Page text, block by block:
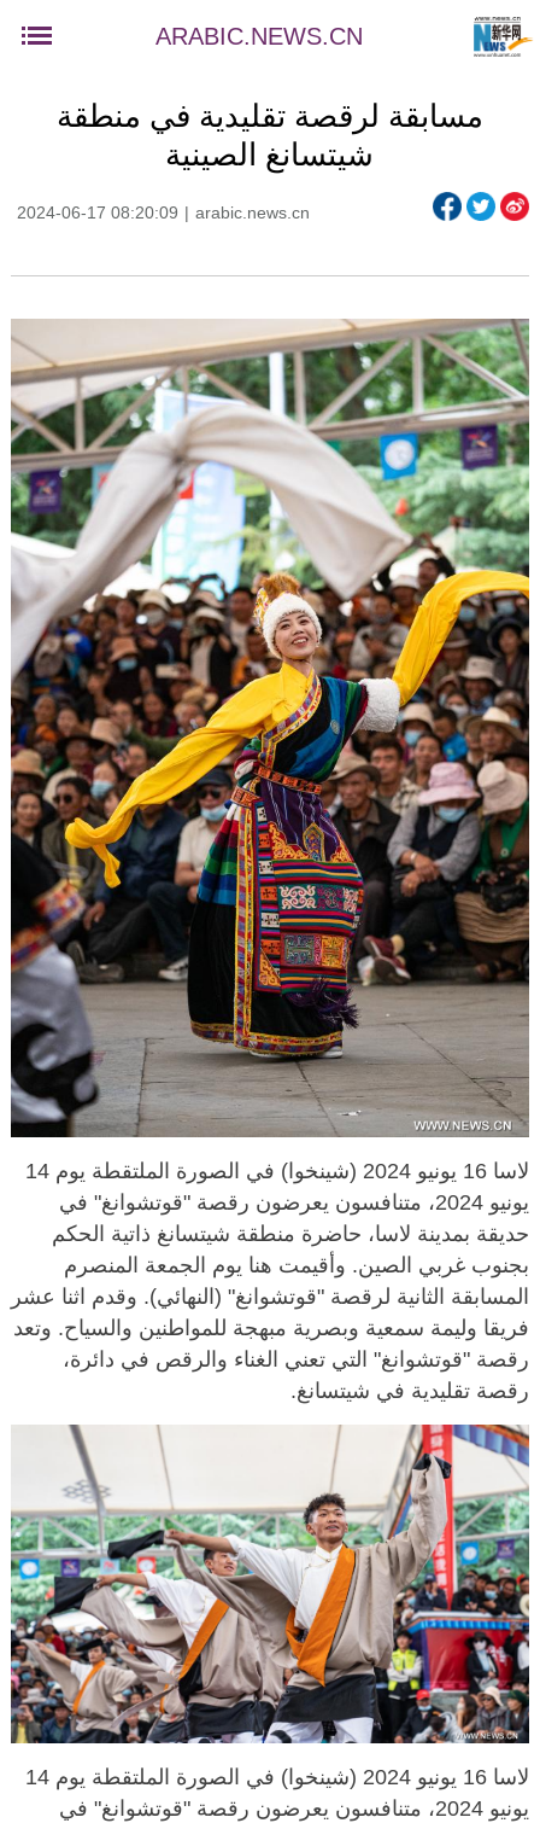
ARABIC.NEWS.CN
مسابقة لرقصة تقليدية في منطقة
شيتسانغ الصينية
2024-06-17 08:20:09 | arabic.news.cn
لاسا 16 يونيو 2024 (شينخوا) في الصورة الملتقطة يوم 14
يونيو 2024، متنافسون يعرضون رقصة "قوتشوانغ" في
حديقة بمدينة لاسا، حاضرة منطقة شيتسانغ ذاتية الحكم
بجنوب غربي الصين. وأقيمت هنا يوم الجمعة المنصرم
المسابقة الثانية لرقصة "قوتشوانغ" (النهائي). وقدم اثنا عشر
فريقا وليمة سمعية وبصرية مبهجة للمواطنين والسياح. وتعد
رقصة "قوتشوانغ" التي تعني الغناء والرقص في دائرة،
رقصة تقليدية في شيتسانغ.
لاسا 16 يونيو 2024 (شينخوا) في الصورة الملتقطة يوم 14
يونيو 2024، متنافسون يعرضون رقصة "قوتشوانغ" في